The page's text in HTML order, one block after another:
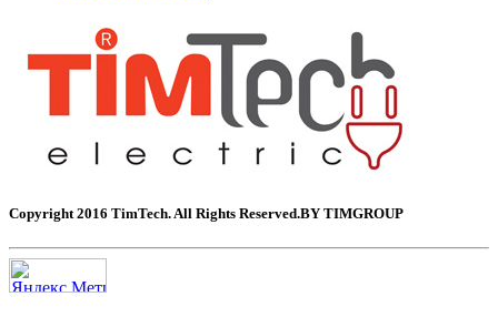
Copyright 2016 TimTech. All Rights Reserved.BY TIMGROUP